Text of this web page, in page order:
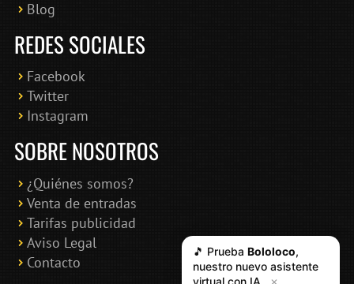
Blog
REDES SOCIALES
Facebook
Twitter
Instagram
SOBRE NOSOTROS
¿Quiénes somos?
Venta de entradas
Tarifas publicidad
Aviso Legal
Contacto
🎵 Prueba Bololoco,
nuestro nuevo asistente
virtual con IA